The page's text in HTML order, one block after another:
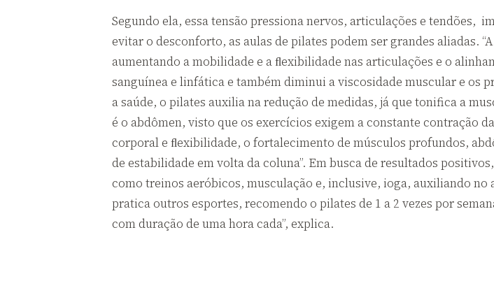
Segundo ela, essa tensão pressiona nervos, articulações e tendões,
evitar o desconforto, as aulas de pilates podem ser grandes aliadas.
aumentando a mobilidade e a ﬂexibilidade nas articulações e o
sanguínea e linfática e também diminui a viscosidade muscular e os
a saúde, o pilates auxilia na redução de medidas, já que tonifica a
é o abdômen, visto que os exercícios exigem a constante contração
corporal e ﬂexibilidade, o fortalecimento de músculos profundos,
de estabilidade em volta da coluna”. Em busca de resultados
como treinos aeróbicos, musculação e, inclusive, ioga, auxiliando no
pratica outros esportes, recomendo o pilates de 1 a 2 vezes por
com duração de uma hora cada”, explica.